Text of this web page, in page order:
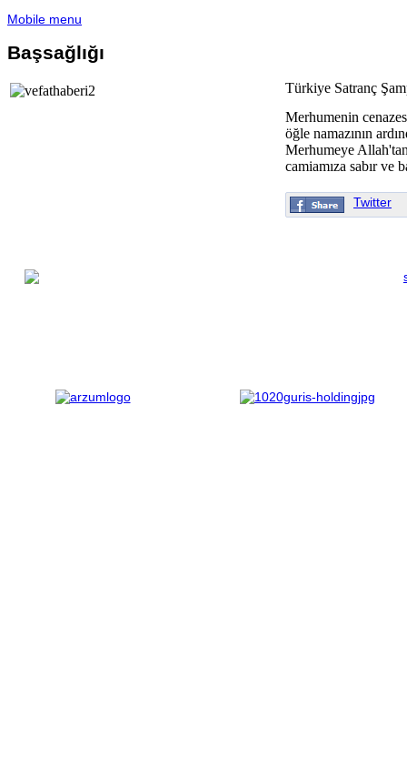
Mobile menu
Başsağlığı
Türkiye Satranç
Merhumenin
öğle namazının
Merhumeye
camiamıza sabır ve
Twitter